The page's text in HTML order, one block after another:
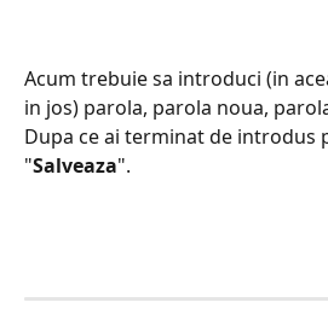
Acum trebuie sa introduci (in
in jos) parola, parola noua,
Dupa ce ai terminat de introdus
"Salveaza".